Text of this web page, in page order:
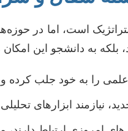
است، اما در
بلکه به دانشجو این
را به خود جلب کرده
نیازمند ابزارهای